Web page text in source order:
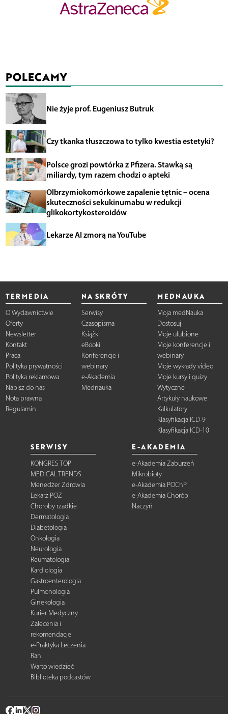
POLECAMY
Nie żyje prof. Eugeniusz Butruk
Czy tkanka tłuszczowa to tylko kwestia estetyki?
Polsce grozi powtórka z Pfizera. Stawką są
miliardy, tym razem chodzi o apteki
Olbrzymiokomórkowe zapalenie tętnic – ocena
skuteczności sekukinumabu w redukcji
glikokortykosteroidów
Lekarze AI zmorą na YouTube
TERMEDIA
O Wydawnictwie
Oferty
Newsletter
Kontakt
Praca
Polityka prywatności
Polityka reklamowa
Napisz do nas
Nota prawna
Regulamin
NA SKRÓTY
Serwisy
Czasopisma
Książki
eBooki
Konferencje i
webinary
e-Akademia
Mednauka
MEDNAUKA
Moja medNauka
Dostosuj
Moje ulubione
Moje konferencje i
webinary
Moje wykłady video
Moje kursy i quizy
Wytyczne
Artykuły naukowe
Kalkulatory
Klasyfikacja ICD-9
Klasyfikacja ICD-10
SERWISY
KONGRES TOP
MEDICAL TRENDS
Menedżer Zdrowia
Lekarz POZ
Choroby rzadkie
Dermatologia
Diabetologia
Onkologia
Neurologia
Reumatologia
Kardiologia
Gastroenterologia
Pulmonologia
Ginekologia
Kurier Medyczny
Zalecenia i
rekomendacje
e-Praktyka Leczenia
Ran
Warto wiedzieć
Biblioteka podcastów
E-AKADEMIA
e-Akademia Zaburzeń
Mikrobioty
e-Akademia POChP
e-Akademia Chorób
Naczyń